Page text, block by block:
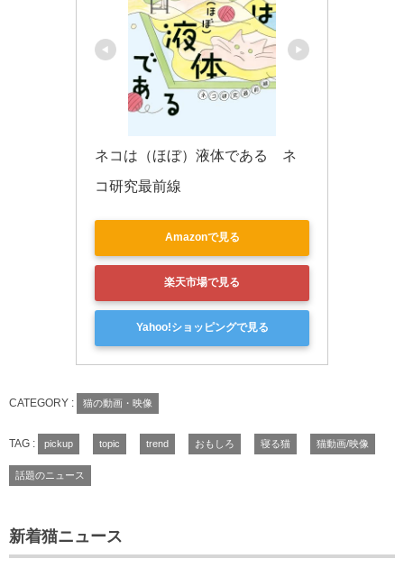
ネコは（ほぼ）液体である　ネ
コ研究最前線
Amazonで見る
楽天市場で見る
Yahoo!ショッピングで見る
CATEGORY : 猫の動画・映像
TAG : pickup topic trend おもしろ 寝る猫 猫動画/映像
話題のニュース
新着猫ニュース